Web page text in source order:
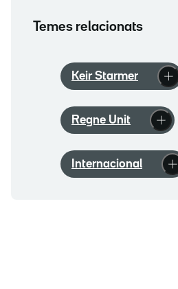
Temes relacionats
Keir Starmer
Regne Unit
Internacional